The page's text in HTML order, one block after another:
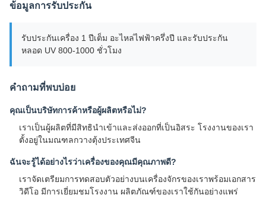
ข้อมูลการรับประกัน
รับประกันเครื่อง 1 ปีเต็ม อะไหล่ไฟฟ้าครึ่งปี และรับประกัน
หลอด UV 800-1000 ชั่วโมง
คำถามที่พบบ่อย
คุณเป็นบริษัทการค้าหรือผู้ผลิตหรือไม่?
เราเป็นผู้ผลิตที่มีสิทธินำเข้าและส่งออกที่เป็นอิสระ โรงงานของเรา
ตั้งอยู่ในมณฑลกวางตุ้งประเทศจีน
ฉันจะรู้ได้อย่างไรว่าเครื่องของคุณมีคุณภาพดี?
เราจัดเตรียมการทดสอบตัวอย่างบนเครื่องจักรของเราพร้อมเอกสาร
วิดีโอ มีการเยี่ยมชมโรงงาน ผลิตภัณฑ์ของเราใช้กันอย่างแพร่